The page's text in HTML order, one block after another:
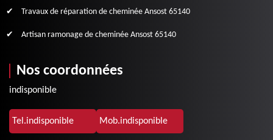
Travaux de réparation de cheminée Ansost 65140
Artisan ramonage de cheminée Ansost 65140
Nos coordonnées
indisponible
Tel.indisponible Mob.indisponible